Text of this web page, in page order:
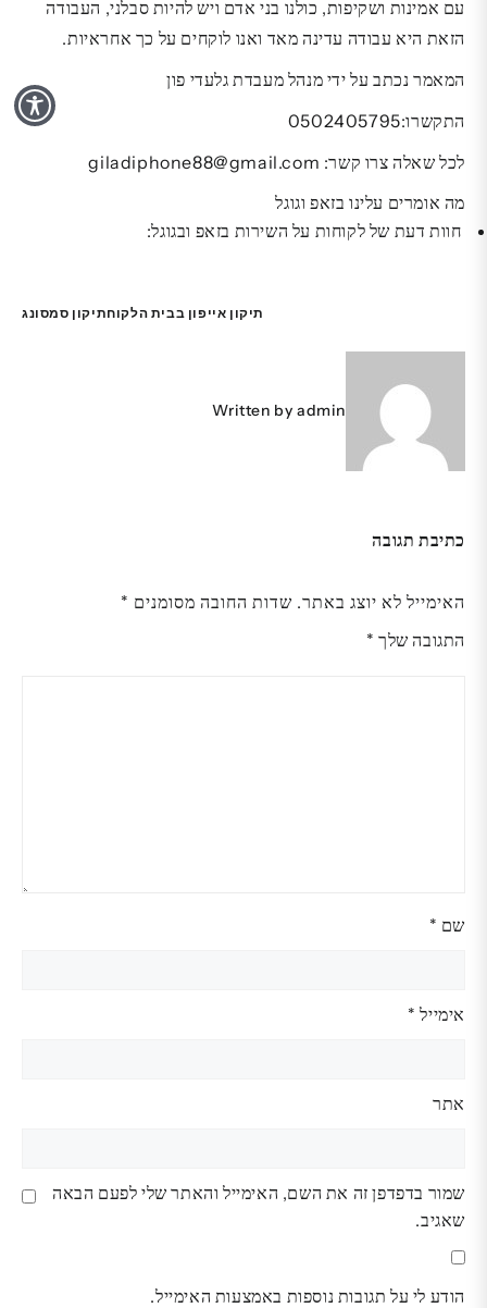
עם אמינות ושקיפות, כולנו בני אדם ויש להיות סבלני, העבודה
הזאת היא עבודה עדינה מאד ואנו לוקחים על כך אחראיות.
המאמר נכתב על ידי מנהל מעבדת גלעדי פון
התקשרו:0502405795
לכל שאלה צרו קשר: giladiphone88@gmail.com
מה אומרים עלינו בזאפ וגוגל
חוות דעת של לקוחות על השירות בזאפ ובגוגל:
תיקון אייפון בבית הלקוחתיקון סמסונג
Written by admin
כתיבת תגובה
האימייל לא יוצג באתר. שדות החובה מסומנים *
התגובה שלך *
שם *
אימייל *
אתר
שמור בדפדפן זה את השם, האימייל והאתר שלי לפעם הבאה
שאגיב.
הודע לי על תגובות נוספות באמצעות האימייל.